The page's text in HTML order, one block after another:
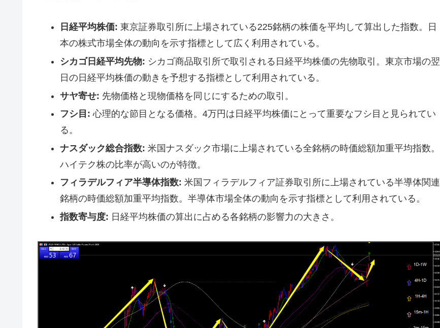
日経平均株価: 東京証券取引所に上場されている225銘柄の株価を平均して算出した指数。日
本の株式市場全体の動向を示す指標として広く利用されている。
シカゴ日経平均先物: シカゴ商品取引所で取引される日経平均株価の先物取引。東京市場の翌
日の日経平均株価の動きを予想する指標として利用されている。
サヤ寄せ: 先物価格と現物価格を同じにするための取引。
フシ目: 心理的な節目となる価格。4万円は日経平均株価にとって重要なフシ目と見られてい
る。
ナスダック総合指数: 米国ナスダック市場に上場されている全銘柄の時価総額加重平均指数。
ハイテク株の比率が高いのが特徴。
フィラデルフィア半導体指数: 米国フィラデルフィア証券取引所に上場されている半導体関連
銘柄の時価総額加重平均指数。半導体市場全体の動向を示す指標として利用されている。
指数寄与度: 日経平均株価の算出に占める各銘柄の影響力の大きさ。